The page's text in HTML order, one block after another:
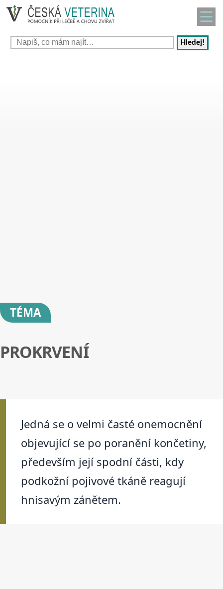
Hledej!
TÉMA
PROKRVENÍ
Jedná se o velmi časté onemocnění
objevující se po poranění končetiny,
především její spodní části, kdy
podkožní pojivové tkáně reagují
hnisavým zánětem.